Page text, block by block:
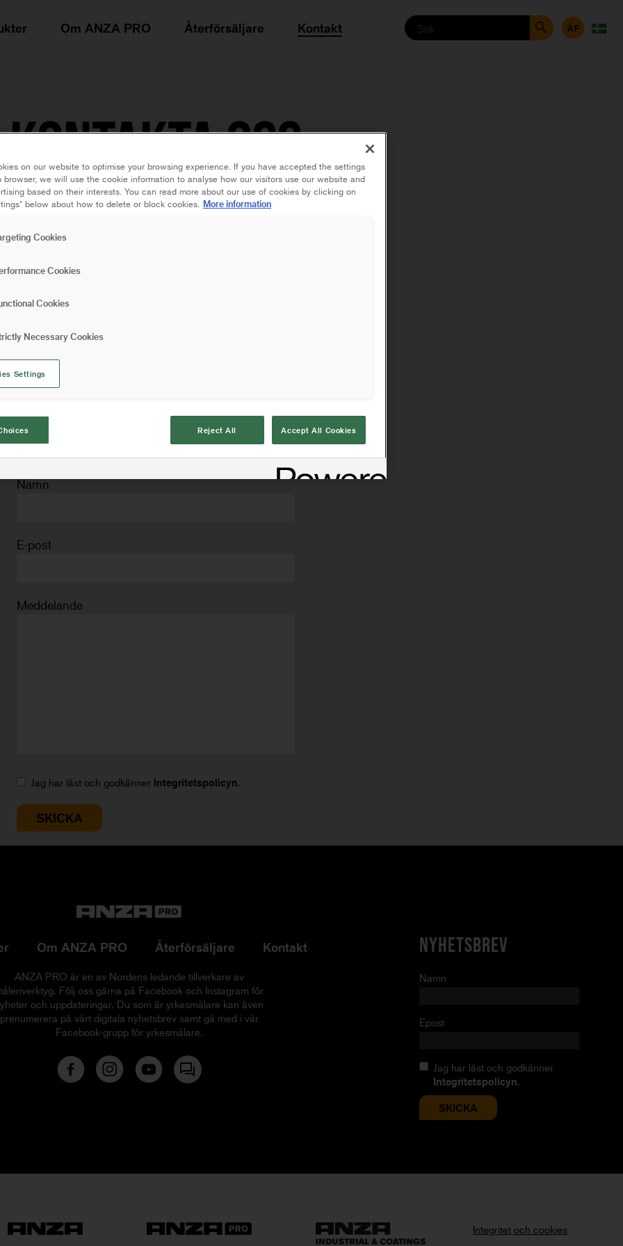
Om ANZA PRO Återförsäljare Kontakt
KONTAKTA OSS
Telefon:036 – 37 63 00
Under maj-september har vi öppet mån-fre 08.00 – 16.00
HÖR AV DIG!
Namn
E-post
Meddelande
Jag har läst och godkänner Integritetspolicyn.
NYHETSBREV
Namn
Epost
Jag har läst och godkänner
Integritetspolicyn.
Om ANZA PRO Återförsäljare Kontakt
ANZA PRO är en av Nordens ledande tillverkare av
Följ oss gärna på Facebook och Instagram för
och uppdateringar. Du som är yrkesmålare kan även
prenumerera på vårt digitala nyhetsbrev samt gå med i vår
Facebook-grupp för yrkesmålare.
Integritet och cookies
on our website to optimise your browsing experience. If you have accepted the settings
browser, we will use the cookie information to analyse how our visitors use our website and
based on their interests. You can read more about our use of cookies by clicking on
below about how to delete or block cookies. More information
Cookies
Cookies
Cookies
Necessary Cookies
Settings
Reject All Accept All Cookies